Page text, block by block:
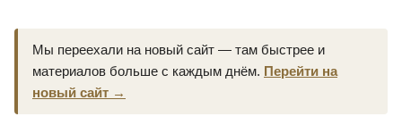
Мы переехали на новый сайт — там быстрее и
материалов больше с каждым днём. Перейти на
новый сайт →